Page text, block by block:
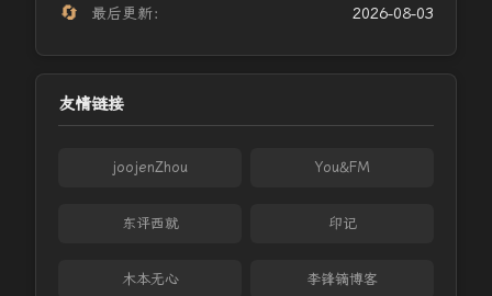
🔄 最后更新： 2026-08-03
友情链接
joojenZhou You&FM
东评西就 印记
木本无心 李锋镝博客